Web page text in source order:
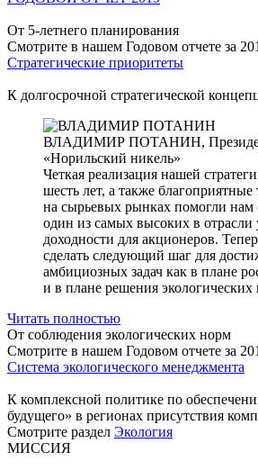
От 5-летнего планирования
Смотрите в нашем Годовом отчете за
Стратегические приоритеты
К долгосрочной стратегической
ВЛАДИМИР ПОТАНИН,
«Норильский никель»
Четкая реализация нашей
шесть лет, а также благоприятные
на сырьевых рынках помогли нам
один из самых высоких в отрасли
доходности для акционеров.
сделать следующий шаг для
амбициозных задач как в плане
и в плане решения экологических
Читать полностью
От соблюдения экологических норм
Смотрите в нашем Годовом отчете за
Система экологического менеджмента
К комплексной политике по
будущего» в регионах присутствия
Смотрите раздел Экология
МИССИЯ